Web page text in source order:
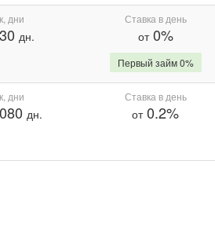
дни
30 дн.
Ставка в день
от0%
Первый займ 0%
дни
дн.
Ставка в день
от0.2%